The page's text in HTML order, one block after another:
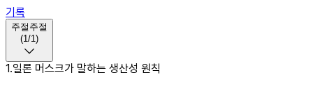
기록
주절주절
(1/1)
1.일론 머스크가 말하는 생산성 원칙